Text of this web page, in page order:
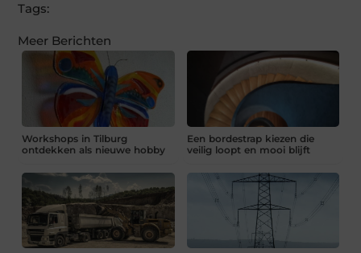
Tags:
Meer Berichten
Workshops in Tilburg
ontdekken als nieuwe hobby
Een bordestrap kiezen die
veilig loopt en mooi blijft